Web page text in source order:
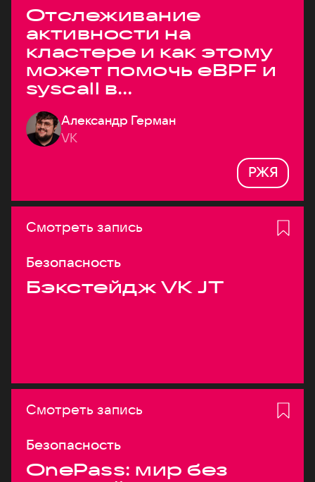
Отслеживание
активности на
кластере и как этому
может помочь eBPF и
syscall в
высоконагруженных
системах
Александр Герман
VK
РЖЯ
Смотреть запись
Безопасность
Бэкстейдж VK JT
Смотреть запись
Безопасность
OnePass: мир без